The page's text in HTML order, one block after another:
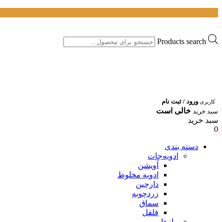
Products search
کاربری ورود / ثبت نام
سبد خرید خالی است
سبد خرید
0
دسته بندی
ادویه‌جات
آویشن
ادویه مخلوط
دارچین
زردچوبه
سماق
فلفل